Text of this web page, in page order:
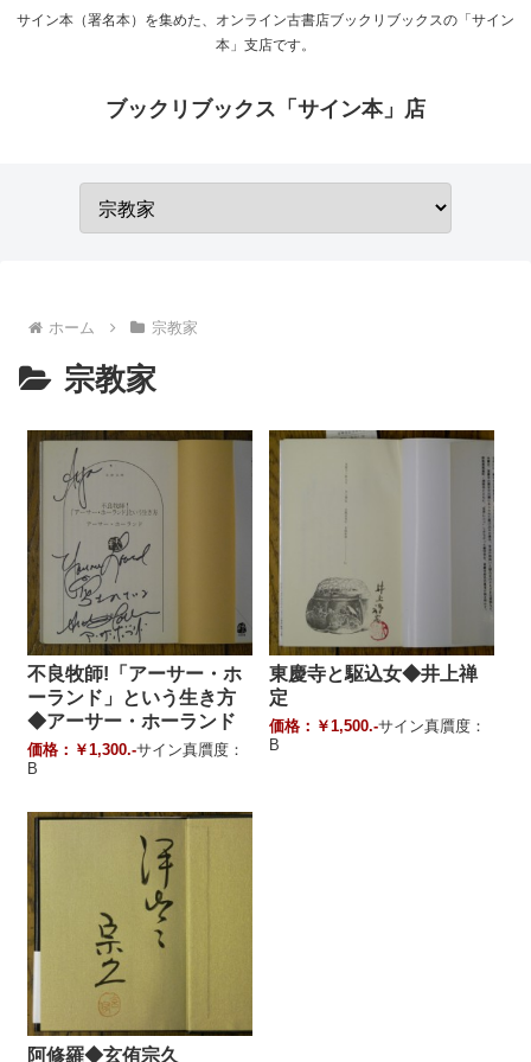
サイン本（署名本）を集めた、オンライン古書店ブックリブックスの「サイン
本」支店です。
ブックリブックス「サイン本」店
ホーム 宗教家
宗教家
不良牧師!「アーサー・ホ
ーランド」という生き方
◆アーサー・ホーランド
価格：￥1,300.-サイン真贋度：
B
東慶寺と駆込女◆井上禅
定
価格：￥1,500.-サイン真贋度：
B
阿修羅◆玄侑宗久